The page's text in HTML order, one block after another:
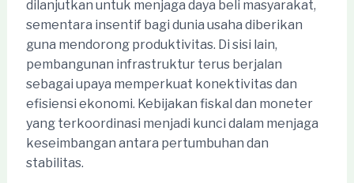
dilanjutkan untuk menjaga daya beli masyarakat,
sementara insentif bagi dunia usaha diberikan
guna mendorong produktivitas. Di sisi lain,
pembangunan infrastruktur terus berjalan
sebagai upaya memperkuat konektivitas dan
efisiensi ekonomi. Kebijakan fiskal dan moneter
yang terkoordinasi menjadi kunci dalam menjaga
keseimbangan antara pertumbuhan dan
stabilitas.